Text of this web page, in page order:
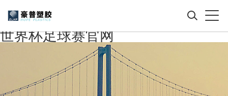
世界杯足球赛官网